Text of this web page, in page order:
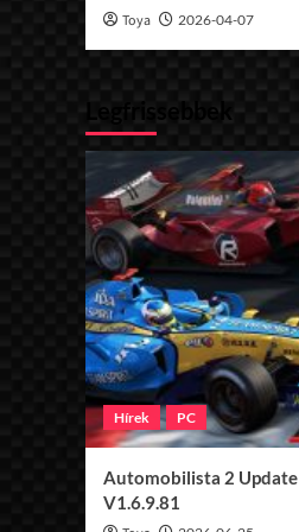
Toya 2026-04-07
Legfrissebbek
Hírek PC
Automobilista 2 Update
V1.6.9.81